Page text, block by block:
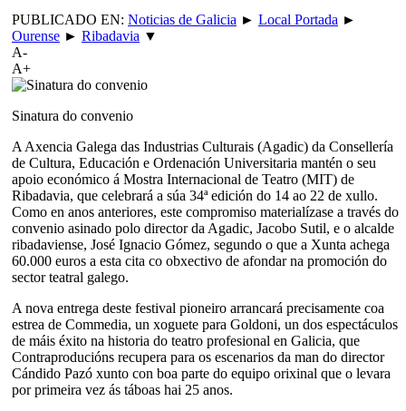
PUBLICADO EN: Noticias de Galicia ► Local Portada ►
Ourense ► Ribadavia ▼
A-
A+
Sinatura do convenio
A Axencia Galega das Industrias Culturais (Agadic) da Consellería
de Cultura, Educación e Ordenación Universitaria mantén o seu
apoio económico á Mostra Internacional de Teatro (MIT) de
Ribadavia, que celebrará a súa 34ª edición do 14 ao 22 de xullo.
Como en anos anteriores, este compromiso materialízase a través do
convenio asinado polo director da Agadic, Jacobo Sutil, e o alcalde
ribadaviense, José Ignacio Gómez, segundo o que a Xunta achega
60.000 euros a esta cita co obxectivo de afondar na promoción do
sector teatral galego.
A nova entrega deste festival pioneiro arrancará precisamente coa
estrea de Commedia, un xoguete para Goldoni, un dos espectáculos
de máis éxito na historia do teatro profesional en Galicia, que
Contraproducións recupera para os escenarios da man do director
Cándido Pazó xunto con boa parte do equipo orixinal que o levara
por primeira vez ás táboas hai 25 anos.